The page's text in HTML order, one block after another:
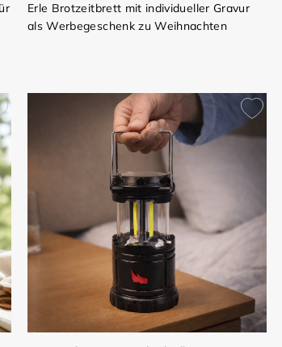
Erle Brotzeitbrett mit individueller Gravur
als Werbegeschenk zu Weihnachten